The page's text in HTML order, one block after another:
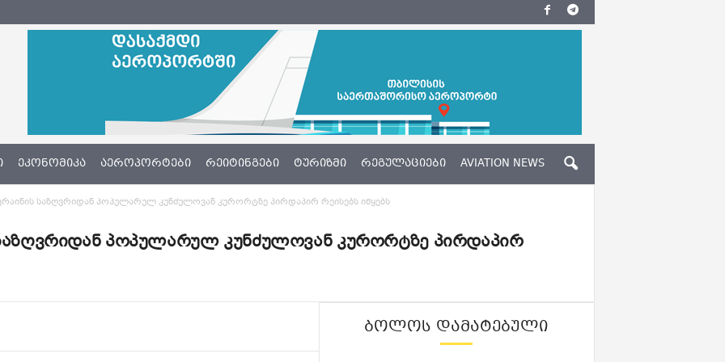
ᲔᲙᲝᲜᲝᲛᲘᲙᲐ ᲐᲔᲠᲝᲞᲝᲠᲢᲔᲑᲘ ᲠᲔᲘᲢᲘᲜᲒᲔᲑᲘ ᲢᲣᲠᲘᲖᲛᲘ ᲠᲔᲒᲣᲚᲐᲪᲘᲔᲑᲘ AVIATION NEWS
საზღვრიდან პოპულარულ კუნძულოვან კურორტზე პირდაპირ რეისებს იწყებს
საზღვრიდან პოპულარულ კუნძულოვან კურორტზე პირდაპირ
ᲑᲝᲚᲝᲡ ᲓᲐᲛᲐᲢᲔᲑᲣᲚᲘ